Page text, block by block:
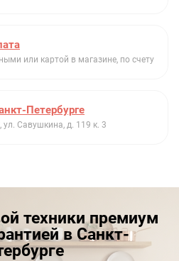
или картой в магазине, по счету
Петербурге
ул. Савушкина, д. 119 к. 3
техники премиум
в Санкт-